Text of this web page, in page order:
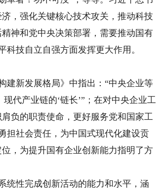
，强化关键核心技术攻关，推动科技
神和党中央决策部署，需要推动国有
技自立自强方面发挥更大作用。
新发展格局》中指出：“中央企业等
代产业链的‘链长’”；在对中央企业工
负的职责使命，更好服务党和国家工
担社会责任，为中国式现代化建设贡
，为提升国有企业创新能力指明了方
性完成创新活动的能力和水平，涵